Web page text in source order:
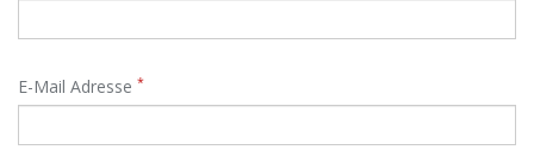
E-Mail Adresse *